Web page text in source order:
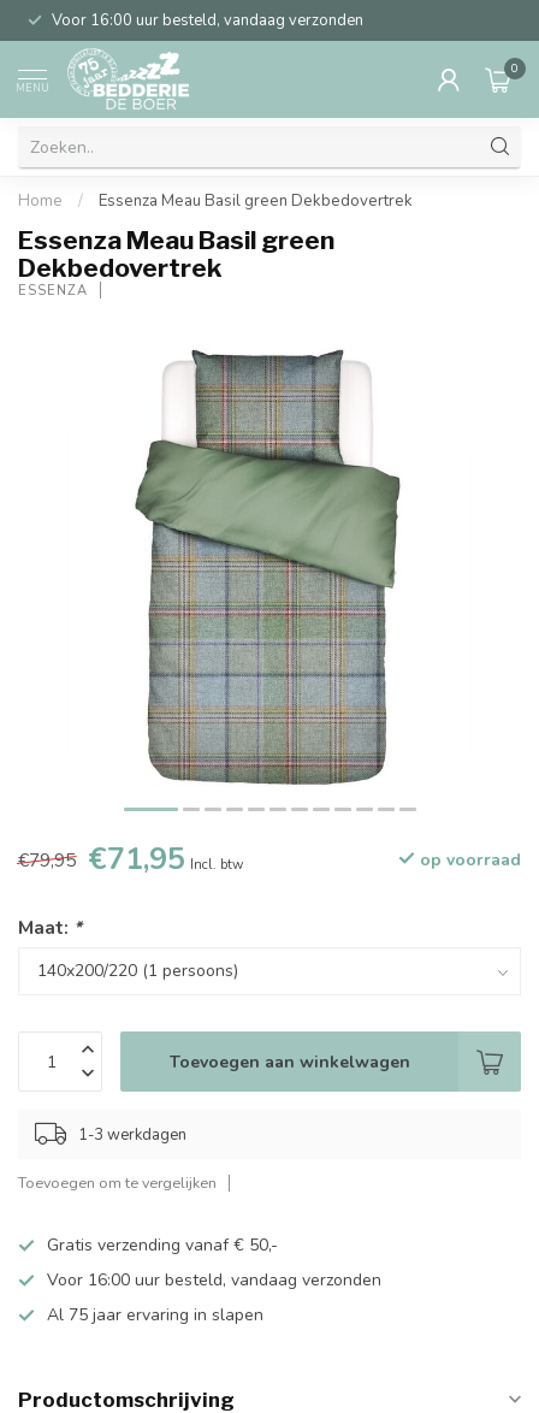
Voor 16:00 uur besteld, vandaag verzonden
MENU
0
Home / Essenza Meau Basil green Dekbedovertrek
Essenza Meau Basil green
Dekbedovertrek
ESSENZA
€79,95 €71,95 Incl. btw op voorraad
Maat: *
Toevoegen aan winkelwagen
1-3 werkdagen
Toevoegen om te vergelijken
Gratis verzending vanaf € 50,-
Voor 16:00 uur besteld, vandaag verzonden
Al 75 jaar ervaring in slapen
Productomschrijving